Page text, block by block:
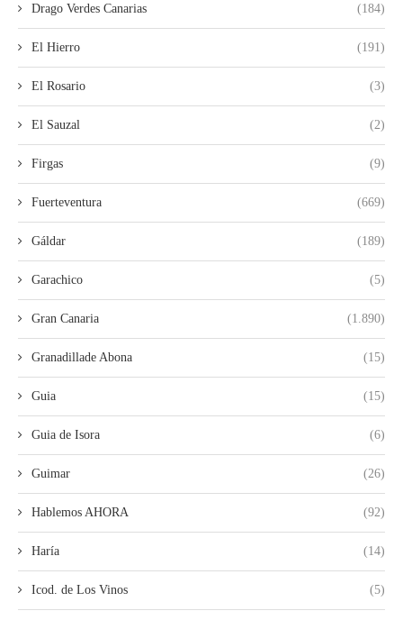
Drago Verdes Canarias (184)
El Hierro (191)
El Rosario (3)
El Sauzal (2)
Firgas (9)
Fuerteventura (669)
Gáldar (189)
Garachico (5)
Gran Canaria (1.890)
Granadillade Abona (15)
Guia (15)
Guia de Isora (6)
Guimar (26)
Hablemos AHORA (92)
Haría (14)
Icod. de Los Vinos (5)